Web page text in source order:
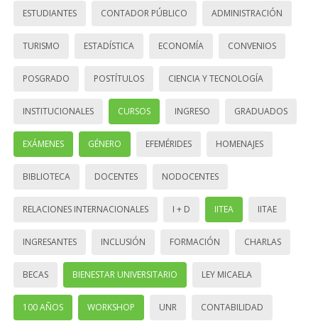
ESTUDIANTES CONTADOR PÚBLICO ADMINISTRACIÓN
TURISMO ESTADÍSTICA ECONOMÍA CONVENIOS
POSGRADO POSTÍTULOS CIENCIA Y TECNOLOGÍA
INSTITUCIONALES CURSOS INGRESO GRADUADOS
EXÁMENES GÉNERO EFEMÉRIDES HOMENAJES
BIBLIOTECA DOCENTES NODOCENTES
RELACIONES INTERNACIONALES I + D IITEA IITAE
INGRESANTES INCLUSIÓN FORMACIÓN CHARLAS
BECAS BIENESTAR UNIVERSITARIO LEY MICAELA
100 AÑOS WORKSHOP UNR CONTABILIDAD